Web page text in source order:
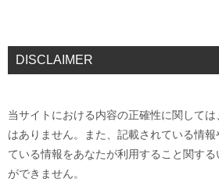
DISCLAIMER
当サイトにおける内容の正確性に関して
はありません。また、記載されている情
ている情報をあなたが利用すること関す
ができません。